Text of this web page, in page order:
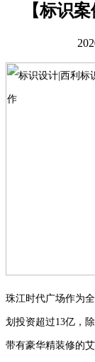
【标识
珠江时代广场作为
划投资超过13亿，
带有豪华精装修的